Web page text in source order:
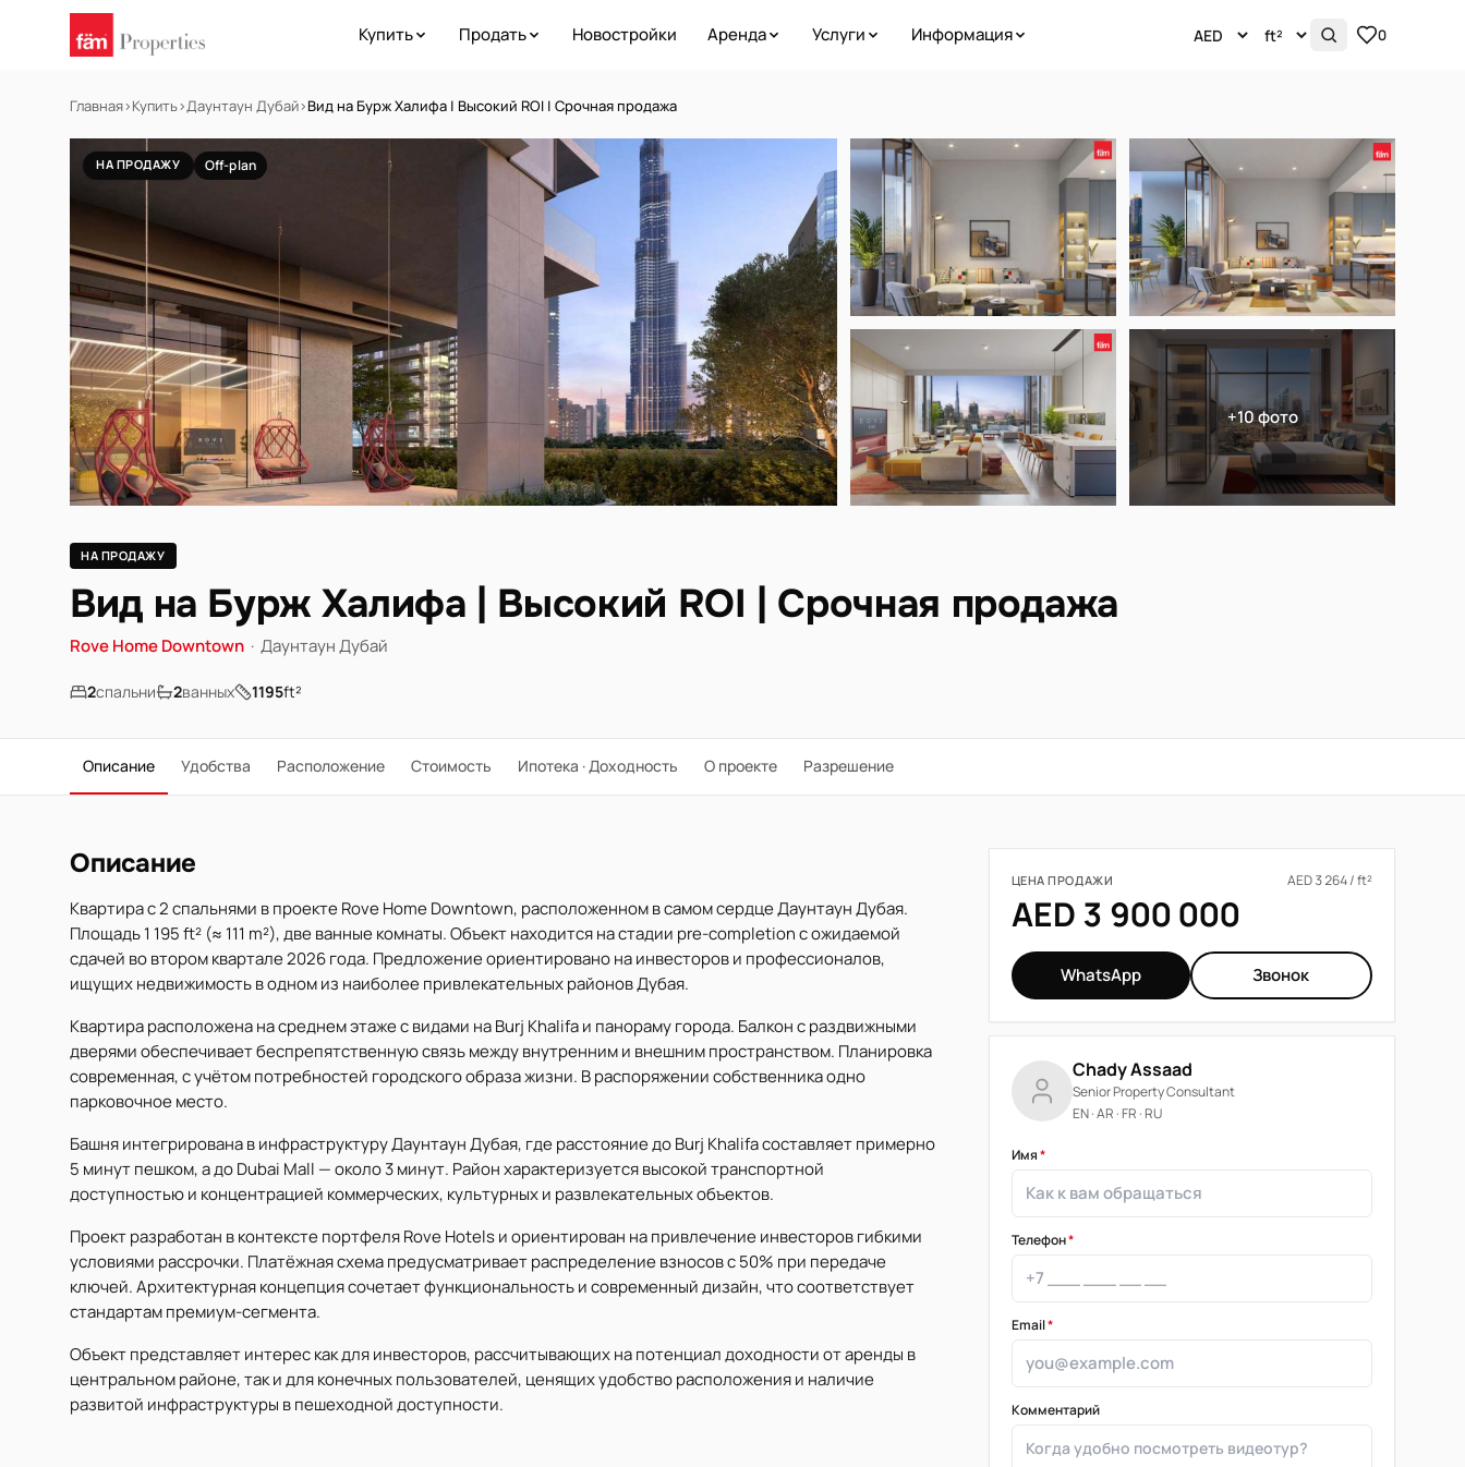
Купить Продать Новостройки Аренда Услуги Информация 0
Главная›Купить›Даунтаун Дубай›Вид на Бурж Халифа | Высокий ROI | Срочная продажа
НА ПРОДАЖУ Off-plan
+10 фото
НА ПРОДАЖУ
Вид на Бурж Халифа | Высокий ROI | Срочная продажа
Rove Home Downtown · Даунтаун Дубай
2спальни 2ванных 1195ft²
Описание Удобства Расположение Стоимость Ипотека · Доходность О проекте Разрешение
Описание
Квартира с 2 спальнями в проекте Rove Home Downtown, расположенном в самом сердце Даунтаун Дубая.
Площадь 1 195 ft² (≈ 111 m²), две ванные комнаты. Объект находится на стадии pre-completion с ожидаемой
сдачей во втором квартале 2026 года. Предложение ориентировано на инвесторов и профессионалов,
ищущих недвижимость в одном из наиболее привлекательных районов Дубая.
Квартира расположена на среднем этаже с видами на Burj Khalifa и панораму города. Балкон с раздвижными
дверями обеспечивает беспрепятственную связь между внутренним и внешним пространством. Планировка
современная, с учётом потребностей городского образа жизни. В распоряжении собственника одно
парковочное место.
Башня интегрирована в инфраструктуру Даунтаун Дубая, где расстояние до Burj Khalifa составляет примерно
5 минут пешком, а до Dubai Mall — около 3 минут. Район характеризуется высокой транспортной
доступностью и концентрацией коммерческих, культурных и развлекательных объектов.
Проект разработан в контексте портфеля Rove Hotels и ориентирован на привлечение инвесторов гибкими
условиями рассрочки. Платёжная схема предусматривает распределение взносов с 50% при передаче
ключей. Архитектурная концепция сочетает функциональность и современный дизайн, что соответствует
стандартам премиум-сегмента.
Объект представляет интерес как для инвесторов, рассчитывающих на потенциал доходности от аренды в
центральном районе, так и для конечных пользователей, ценящих удобство расположения и наличие
развитой инфраструктуры в пешеходной доступности.
ЦЕНА ПРОДАЖИ AED 3 264 / ft²
AED 3 900 000
WhatsApp Звонок
Chady Assaad
Senior Property Consultant
EN · AR · FR · RU
Имя*
Телефон*
Email*
Комментарий